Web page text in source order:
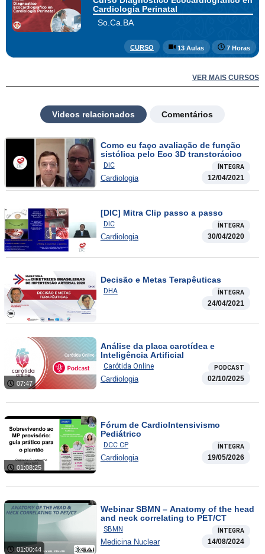
Cardiologia Perinatal
So.Ca.BA
CURSO 13 Aulas 7 Horas
VER MAIS CURSOS
Videos relacionados Comentários
Como eu faço avaliação de função
sistólica pelo Eco 3D transtorácico
DIC ÍNTEGRA
Cardiologia 12/04/2021
[DIC] Mitra Clip passo a passo
DIC ÍNTEGRA
Cardiologia 30/04/2020
Decisão e Metas Terapêuticas
DHA ÍNTEGRA
24/04/2021
07:47
Análise da placa carotídea e
Inteligência Artificial
Carótida Online PODCAST
Cardiologia 02/10/2025
01:08:25
Fórum de CardioIntensivismo
Pediátrico
DCC CP ÍNTEGRA
Cardiologia 19/05/2026
01:00:44
Webinar SBMN – Anatomy of the head
and neck correlating to PET/CT
SBMN ÍNTEGRA
Medicina Nuclear 14/08/2024